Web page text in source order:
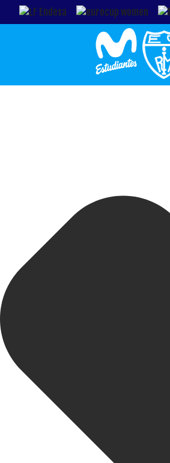
Gestionar el Consentimiento de las Cookies